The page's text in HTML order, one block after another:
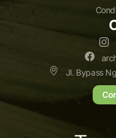
Jl. Bypass